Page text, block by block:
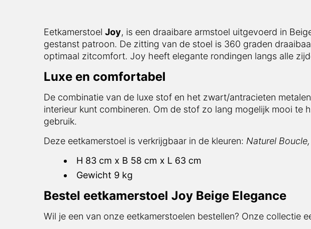
Eetkamerstoel Joy, is een draaibare armstoel uitgevoerd in
gestanst patroon. De zitting van de stoel is 360 graden
optimaal zitcomfort. Joy heeft elegante rondingen langs alle
Luxe en comfortabel
De combinatie van de luxe stof en het zwart/antracieten
interieur kunt combineren. Om de stof zo lang mogelijk mooi
gebruik.
Deze eetkamerstoel is verkrijgbaar in de kleuren: Naturel Boucle,
H 83 cm x B 58 cm x L 63 cm
Gewicht 9 kg
Bestel eetkamerstoel Joy Beige Elegance
Wil je een van onze eetkamerstoelen bestellen? Onze collectie